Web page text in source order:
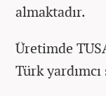
almaktadır.
Üretimde
Türk